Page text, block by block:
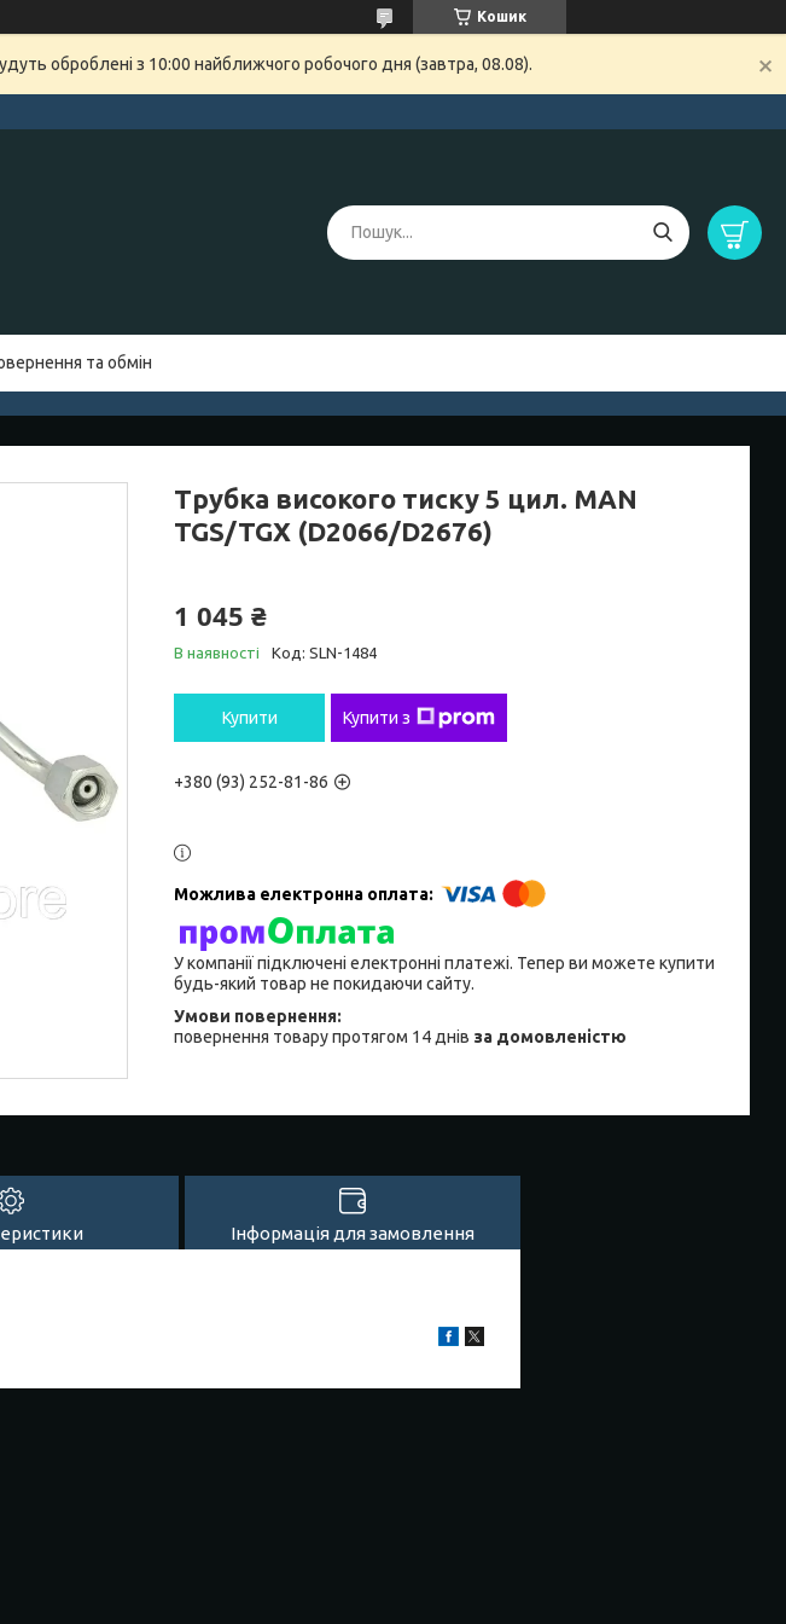
Кошик
оброблені з 10:00 найближчого робочого дня (завтра, 08.08).
та обмін
Трубка високого тиску 5 цил. MAN
TGS/TGX (D2066/D2676)
1 045 ₴
В наявності Код: SLN-1484
Купити Купити з
+380 (93) 252-81-86
У компанії підключені електронні платежі. Тепер ви можете купити
будь-який товар не покидаючи сайту.
повернення товару протягом 14 днів за домовленістю
Інформація для замовлення